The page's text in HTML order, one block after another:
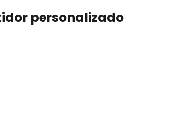
personalizado